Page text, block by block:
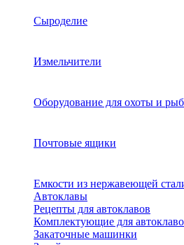
Сыроделие
Измельчители
Оборудование для охоты и
Почтовые ящики
Емкости из нержавеющей
Автоклавы
Рецепты для автоклавов
Комплектующие для
Закаточные машинки